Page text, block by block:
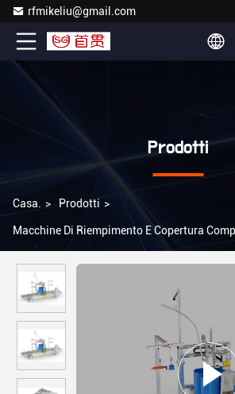
rfmikeliu@gmail.com
Prodotti
Casa. > Prodotti >
Macchine Di Riempimento E Copertura
automatica di apertura, riempimento e tappo